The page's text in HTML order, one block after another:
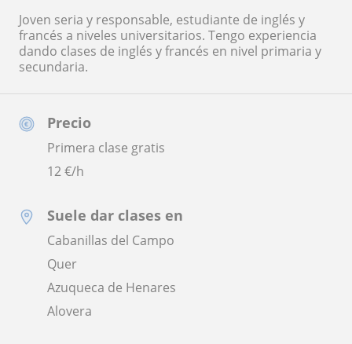
Precio
Primera clase gratis
12€/h
Suele dar clases en
Cabanillas del Campo
Quer
Azuqueca de Henares
Alovera
Joven seria y responsable, estudiante de inglés y
francés a niveles universitarios. Tengo experiencia
dando clases de inglés y francés en nivel primaria y
secundaria.